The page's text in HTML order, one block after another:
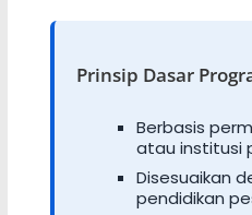
Prinsip Dasar
Berbasis
atau institusi
Disesuaikan
pendidikan